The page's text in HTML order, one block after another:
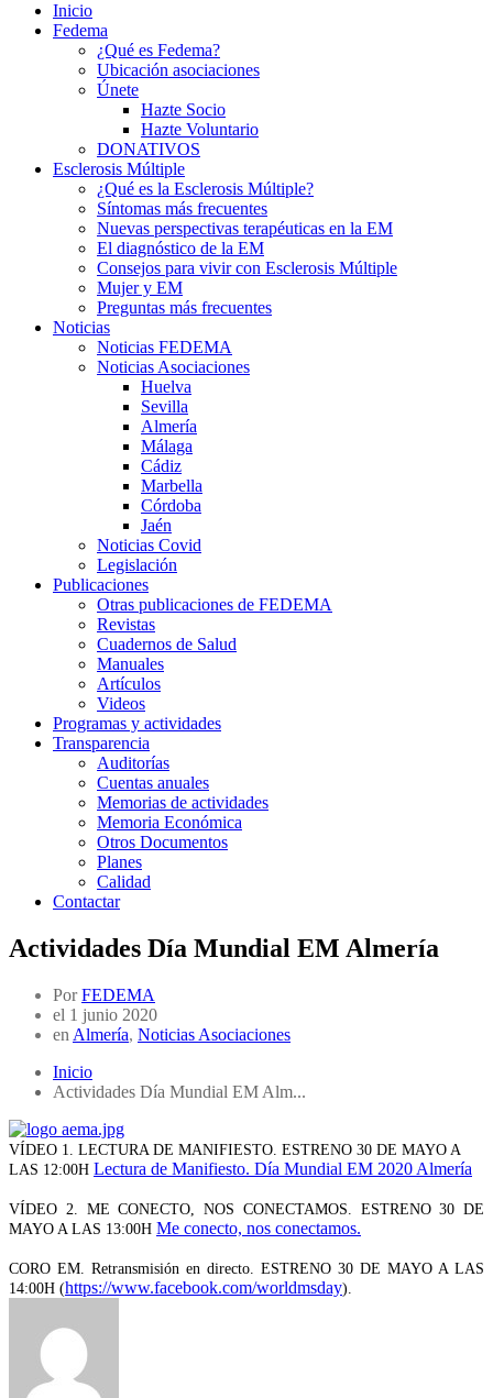
Inicio
Fedema
¿Qué es Fedema?
Ubicación asociaciones
Únete
Hazte Socio
Hazte Voluntario
DONATIVOS
Esclerosis Múltiple
¿Qué es la Esclerosis Múltiple?
Síntomas más frecuentes
Nuevas perspectivas terapéuticas en la EM
El diagnóstico de la EM
Consejos para vivir con Esclerosis Múltiple
Mujer y EM
Preguntas más frecuentes
Noticias
Noticias FEDEMA
Noticias Asociaciones
Huelva
Sevilla
Almería
Málaga
Cádiz
Marbella
Córdoba
Jaén
Noticias Covid
Legislación
Publicaciones
Otras publicaciones de FEDEMA
Revistas
Cuadernos de Salud
Manuales
Artículos
Videos
Programas y actividades
Transparencia
Auditorías
Cuentas anuales
Memorias de actividades
Memoria Económica
Otros Documentos
Planes
Calidad
Contactar
Actividades Día Mundial EM Almería
Por FEDEMA
el 1 junio 2020
en Almería, Noticias Asociaciones
Inicio
Actividades Día Mundial EM Alm...
VÍDEO 1. LECTURA DE MANIFIESTO. ESTRENO 30 DE MAYO A
LAS 12:00H Lectura de Manifiesto. Día Mundial EM 2020 Almería
VÍDEO 2. ME CONECTO, NOS CONECTAMOS. ESTRENO 30 DE
MAYO A LAS 13:00H Me conecto, nos conectamos.
CORO EM. Retransmisión en directo. ESTRENO 30 DE MAYO A LAS
14:00H (https://www.facebook.com/worldmsday).